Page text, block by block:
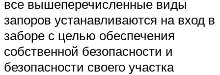
все вышеперечисленные виды
запоров устанавливаются на вход в
заборе с целью обеспечения
собственной безопасности и
безопасности своего участка